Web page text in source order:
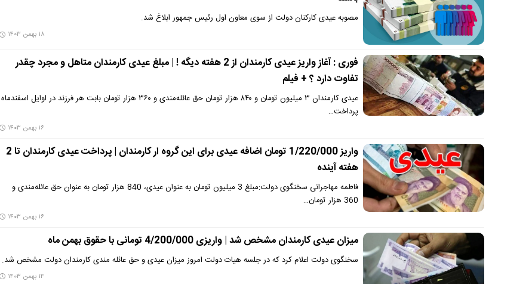
مصوبه عیدی کارکنان دولت از سوی معاون اول رئیس جمهور ابلاغ شد.
۱۸ بهمن ۱۴۰۳
فوری : آغاز واریز عیدی کارمندان از 2 هفته دیگه ! | مبلغ عیدی کارمندان متاهل و مجرد چقدر
تفاوت دارد ؟ + فیلم
عیدی کارمندان ۳ میلیون تومان و ۸۴۰ هزار تومان حق عائله‌مندی و ۳۶۰ هزار تومان بابت هر فرزند در اوایل اسفندماه
پرداخت…
۱۶ بهمن ۱۴۰۳
واریز 1/220/000 تومان اضافه عیدی برای این گروه ار کارمندان | پرداخت عیدی کارمندان تا 2
هفته آینده
فاطمه مهاجرانی سخنگوی دولت:مبلغ 3 میلیون تومان به عنوان عیدی، 840 هزار تومان به عنوان حق عائله‌مندی و
360 هزار تومان…
۱۶ بهمن ۱۴۰۳
میزان عیدی کارمندان مشخص شد | واریزی 4/200/000 تومانی با حقوق بهمن ماه
سخنگوی دولت اعلام کرد که در جلسه هیات دولت امروز میزان عیدی و حق عائله مندی کارمندان دولت مشخص شد.
۱۴ بهمن ۱۴۰۳